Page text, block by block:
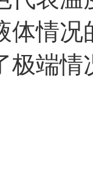
体情
极端情